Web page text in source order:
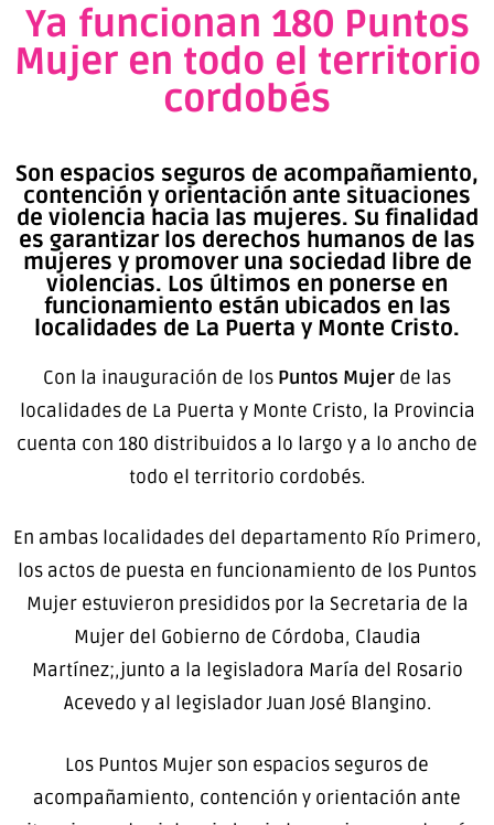
Ya funcionan 180 Puntos
Mujer en todo el territorio
cordobés
Son espacios seguros de acompañamiento,
contención y orientación ante situaciones
de violencia hacia las mujeres. Su finalidad
es garantizar los derechos humanos de las
mujeres y promover una sociedad libre de
violencias. Los últimos en ponerse en
funcionamiento están ubicados en las
localidades de La Puerta y Monte Cristo.
Con la inauguración de los Puntos Mujer de las
localidades de La Puerta y Monte Cristo, la Provincia
cuenta con 180 distribuidos a lo largo y a lo ancho de
todo el territorio cordobés.
En ambas localidades del departamento Río Primero,
los actos de puesta en funcionamiento de los Puntos
Mujer estuvieron presididos por la Secretaria de la
Mujer del Gobierno de Córdoba, Claudia
Martínez;,junto a la legisladora María del Rosario
Acevedo y al legislador Juan José Blangino.
Los Puntos Mujer son espacios seguros de
acompañamiento, contención y orientación ante